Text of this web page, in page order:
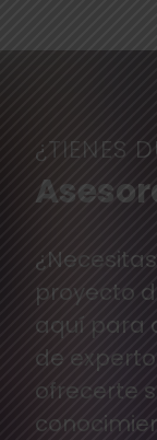
¿TIENES
proyecto
aquí para
de
ofrecerte